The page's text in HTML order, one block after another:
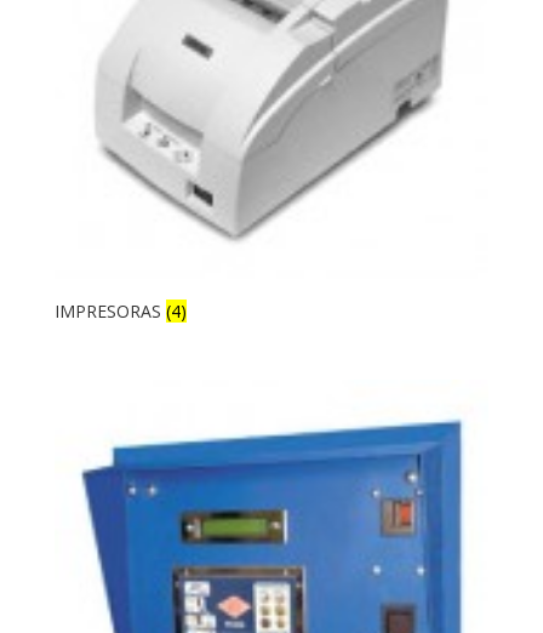
IMPRESORAS (4)